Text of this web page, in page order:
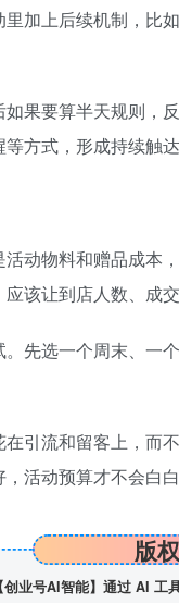
加上后续机制，比
果要算半天规则，
方式，形成持续触
动物料和赠品成本
该让到店人数、成
先选一个周末、一
引流和留客上，而
活动预算才不会白
版
业号AI智能】通过 AI 工